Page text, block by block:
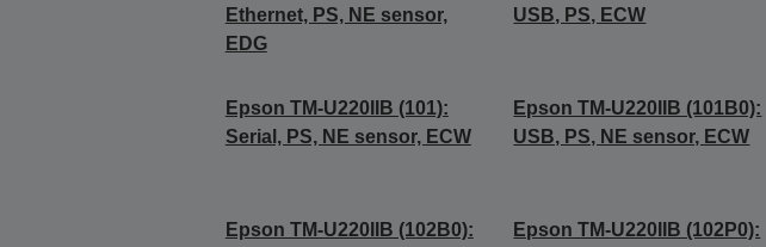
Ethernet, PS, NE sensor,
EDG
USB, PS, ECW
Epson TM-U220IIB (101):
Serial, PS, NE sensor, ECW
Epson TM-U220IIB (101B0):
USB, PS, NE sensor, ECW
Epson TM-U220IIB (102B0):
Epson TM-U220IIB (102P0):